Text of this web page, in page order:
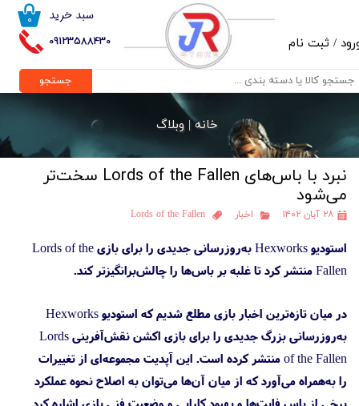
09123588430
۰ سبد خرید
/ ثبت نام
حساب کاربری من
تغییر گذر واژه
خروج از حساب کاربری
جستجو
خانه |وبلاگ
نبرد با باس‌های Lords of the Fallen سخت‌تر
می‌شود
۲۸ آبان ۱۴۰۲ اخبار Lords of the Fallen
استودیو Hexworks به‌روزرسانی جدیدی را برای بازی Lords of the
Fallen منتشر کرد تا غلبه بر باس‌ها را چالش‌برانگیزتر کند.
در میان تازه‌ترین اخبار بازی مطلع شدیم که استودیو Hexworks
به‌روزرسانی بزرگ جدیدی را برای بازی اکشن نقش‌آفرینی Lords
of the Fallen منتشر کرده است. این آپدیت مجموعه‌ای از تغییرات
را به‌همراه می‌آورد که از میان آن‌ها می‌توان به اصلاح نحوه عملکرد